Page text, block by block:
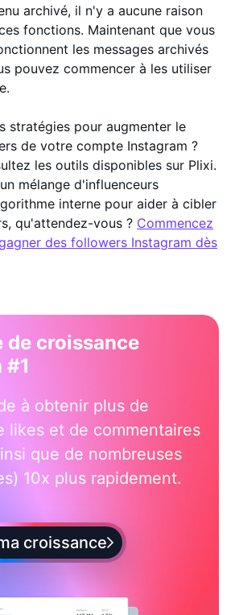
archivé, il n'y a aucune raison
fonctions. Maintenant que vous
les messages archivés
pouvez commencer à les utiliser
stratégies pour augmenter le
de votre compte Instagram ?
les outils disponibles sur Plixi.
mélange d'influenceurs
interne pour aider à cibler
qu'attendez-vous ? Commencez
des followers Instagram dès
de croissance
#1
à obtenir plus de
likes et de commentaires
que de nombreuses
10x plus rapidement.
croissance